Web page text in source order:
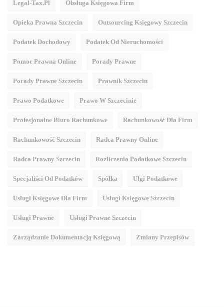
Legal-Tax.pl Obsługa Księgowa Firm
Opieka Prawna Szczecin Outsourcing Księgowy Szczecin
Podatek Dochodowy Podatek Od Nieruchomości
Pomoc Prawna Online Porady Prawne
Porady Prawne Szczecin Prawnik Szczecin
Prawo Podatkowe Prawo W Szczecinie
Profesjonalne Biuro Rachunkowe Rachunkowość Dla Firm
Rachunkowość Szczecin Radca Prawny Online
Radca Prawny Szczecin Rozliczenia Podatkowe Szczecin
Specjaliści Od Podatków Spółka Ulgi Podatkowe
Usługi Księgowe Dla Firm Usługi Księgowe Szczecin
Usługi Prawne Usługi Prawne Szczecin
Zarządzanie Dokumentacją Księgową Zmiany Przepisów